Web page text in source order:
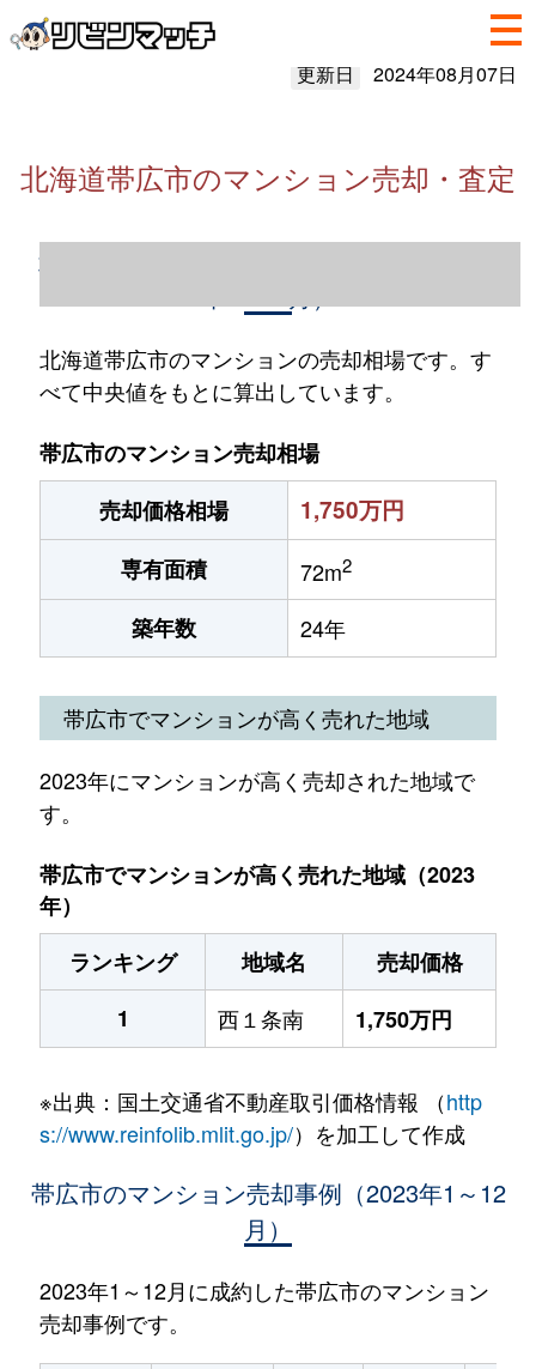
更新日 2024年08月07日
北海道帯広市のマンション売却・査定
北海道帯広市のマンション売却情報（2023
北海道帯広市のマンションの売却相場です。す
べて中央値をもとに算出しています。
帯広市のマンション売却相場
売却価格相場
1,750万円
専有面積 72m2
築年数 24年
帯広市でマンションが高く売れた地域
2023年にマンションが高く売却された地域で
す。
帯広市でマンションが高く売れた地域（2023
年）
ランキング
地域名
売却価格
1
西１条南 1,750万円
※出典：国土交通省不動産取引価格情報 （http
s://www.reinfolib.mlit.go.jp/）を加工して作成
帯広市のマンション売却事例（2023年1～12
月）
2023年1～12月に成約した帯広市のマンション
売却事例です。